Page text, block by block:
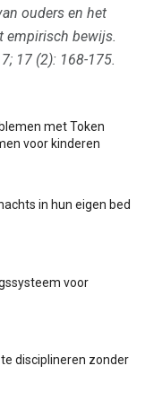
ouders en het
empirisch bewijs.
17 (2): 168-175.
met Token
voor kinderen
in hun eigen bed
voor
disciplineren zonder